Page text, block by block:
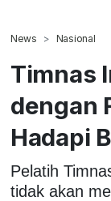
News Nasional
Timnas
dengan
Hadapi
Pelatih
tidak akan